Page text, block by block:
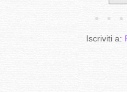
Iscriviti a: